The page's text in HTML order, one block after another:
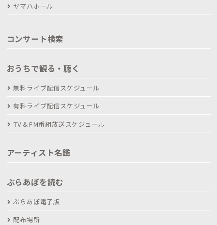
ヤマハホール
コンサート検索
おうちで観る・聴く
無料ライブ配信スケジュール
有料ライブ配信スケジュール
TV＆FM番組放送スケジュール
アーティスト名鑑
ぶらあぼを読む
ぶらあぼ電子版
配布場所